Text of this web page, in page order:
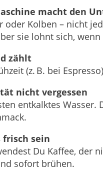
macht den
oder Kolben – nicht
sie lohnt sich,
zählt
(z. B. bei
nicht vergessen
entkalktes
frisch sein
Du Kaffee, der
sofort brühen.